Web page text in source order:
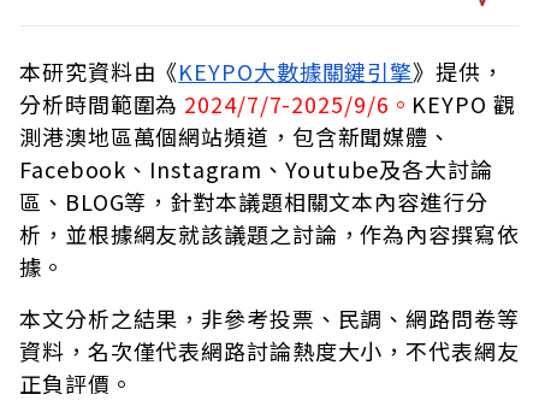
本研究資料由《KEYPO大數據關鍵引擎》提供，
分析時間範圍為 2024/7/7-2025/9/6。 KEYPO 觀
測港澳地區萬個網站頻道，包含新聞媒體、
Facebook、Instagram、Youtube及各大討論
區、BLOG等，針對本議題相關文本內容進行分
析，並根據網友就該議題之討論，作為內容撰寫依
據。
本文分析之結果，非參考投票、民調、網路問卷等
資料，名次僅代表網路討論熱度大小，不代表網友
正負評價。